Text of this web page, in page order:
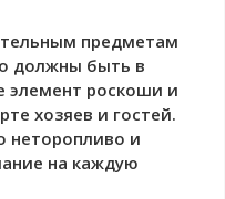
предметам
должны быть в
элемент роскоши и
хозяев и гостей.
неторопливо и
на каждую